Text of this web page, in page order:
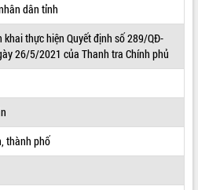
dân tỉnh
khai thực hiện Quyết định số 289/QĐ-
26/5/2021 của Thanh tra Chính phủ
thành phố